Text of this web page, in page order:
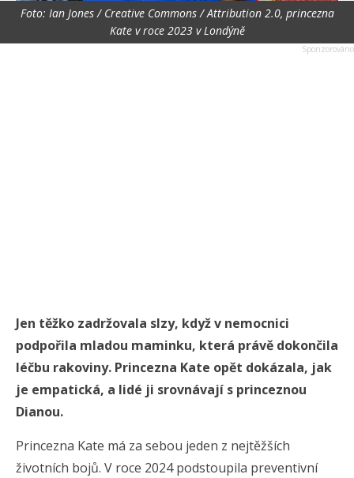
Foto: Ian Jones / Creative Commons / Attribution 2.0, princezna
Kate v roce 2023 v Londýně
Jen těžko zadržovala slzy, když v nemocnici
podpořila mladou maminku, která právě dokončila
léčbu rakoviny. Princezna Kate opět dokázala, jak
je empatická, a lidé ji srovnávají s princeznou
Dianou.
Princezna Kate má za sebou jeden z nejtěžších
životních bojů. V roce 2024 podstoupila preventivní